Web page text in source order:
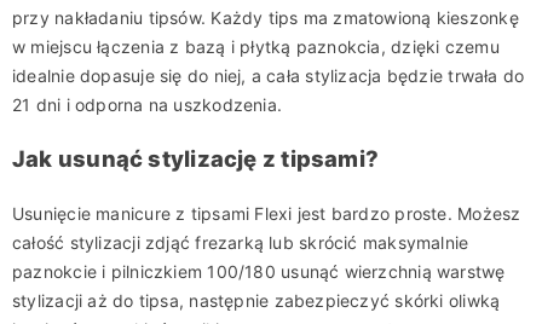
przy nakładaniu tipsów. Każdy tips ma zmatowioną kieszonkę
w miejscu łączenia z bazą i płytką paznokcia, dzięki czemu
idealnie dopasuje się do niej, a cała stylizacja będzie trwała do
21 dni i odporna na uszkodzenia.
Jak usunąć stylizację z tipsami?
Usunięcie manicure z tipsami Flexi jest bardzo proste. Możesz
całość stylizacji zdjąćfrezarką lub skrócić maksymalnie
paznokcie i pilniczkiem 100/180 usunąć wierzchnią warstwę
stylizacji aż do tipsa, następnie zabezpieczyć skórki oliwką